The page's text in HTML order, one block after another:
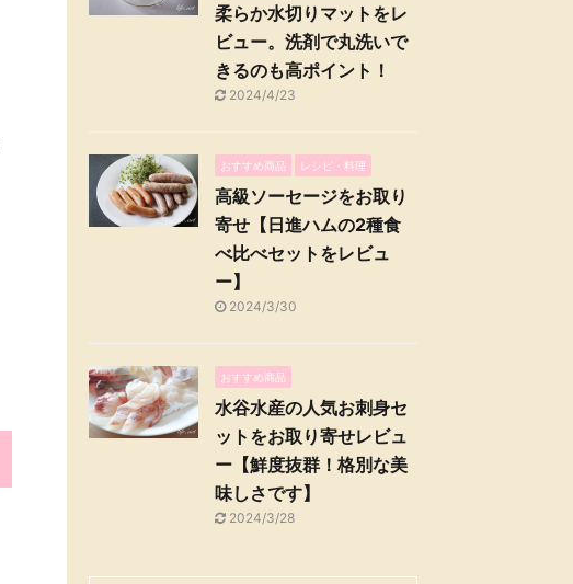
柔らか水切りマットをレ
ビュー。洗剤で丸洗いで
きるのも高ポイント！
2024/4/23
おすすめ商品 レシピ・料理
高級ソーセージをお取り
寄せ【日進ハムの2種食
べ比べセットをレビュ
ー】
2024/3/30
おすすめ商品
水谷水産の人気お刺身セ
ットをお取り寄せレビュ
ー【鮮度抜群！格別な美
味しさです】
2024/3/28